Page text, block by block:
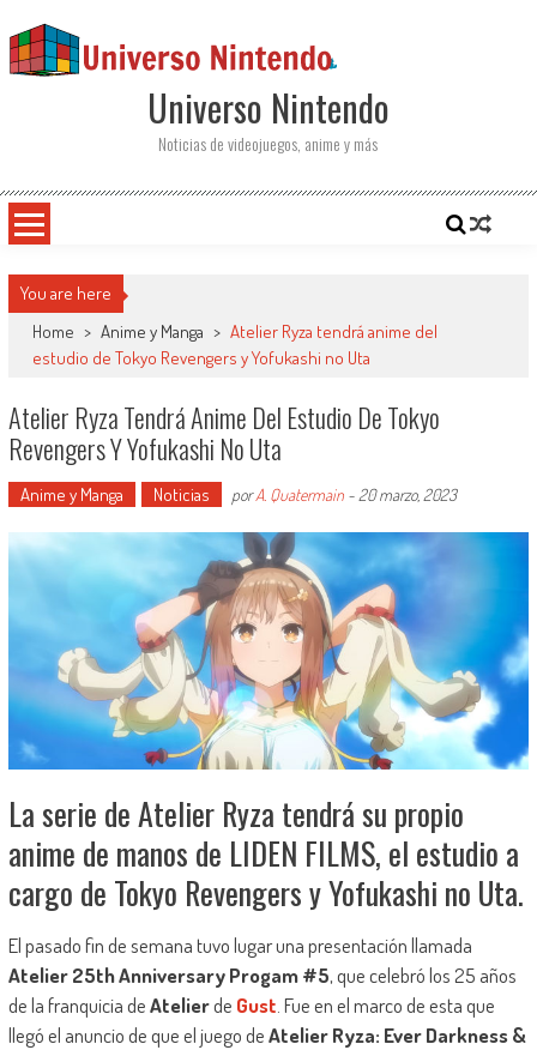
Universo Nintendo
Noticias de videojuegos, anime y más
You are here
Home > Anime y Manga > Atelier Ryza tendrá anime del
estudio de Tokyo Revengers y Yofukashi no Uta
Atelier Ryza Tendrá Anime Del Estudio De Tokyo
Revengers Y Yofukashi No Uta
Anime y Manga Noticias porA. Quatermain- 20 marzo, 2023
La serie de Atelier Ryza tendrá su propio
anime de manos de LIDEN FILMS, el estudio a
cargo de Tokyo Revengers y Yofukashi no Uta.
El pasado fin de semana tuvo lugar una presentación llamada
Atelier 25th Anniversary Progam #5, que celebró los 25 años
de la franquicia deAtelierde Gust . Fue en el marco de esta que
llegó el anuncio de que el juego deAtelier Ryza: Ever Darkness &